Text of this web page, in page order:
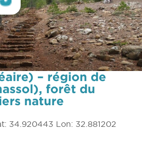
– région de
forêt du
nature
34.920443 Lon: 32.881202